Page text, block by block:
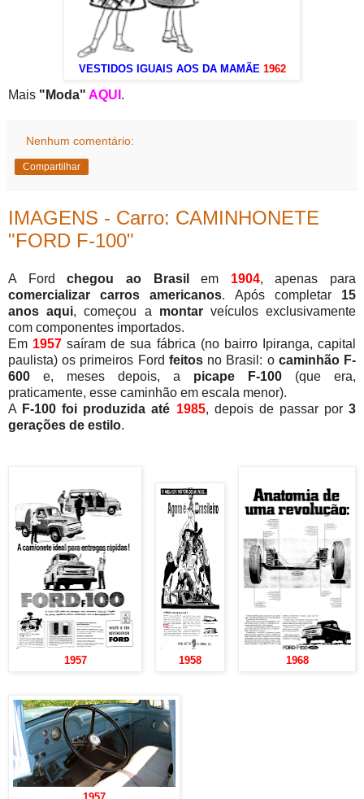
VESTIDOS IGUAIS AOS DA MAMÃE 1962
Mais "Moda" AQUI .
Nenhum comentário:
Compartilhar
IMAGENS - Carro: CAMINHONETE
"FORD F-100"
A Fordchegou ao Brasil em 1904, apenas para
comercializar carros americanos. Após completar 15
anos aqui, começou a montarveículos exclusivamente
com componentes importados.
Em 1957 saíram de sua fábrica (no bairro Ipiranga, capital
paulista) os primeiros Ford feitosno Brasil: o caminhão F-
600 e, meses depois, a picape F-100 (que era,
praticamente, esse caminhão em escala menor).
A F-100 foi produzida até 1985, depois de passar por3
gerações de estilo.
1968
1957 1958